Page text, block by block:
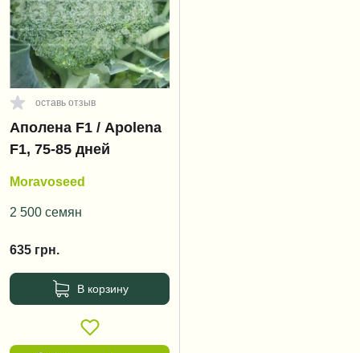
оставь отзыв
Аполена F1 / Apolena
F1, 75-85 дней
Moravoseed
2 500 семян
635 грн.
В корзину